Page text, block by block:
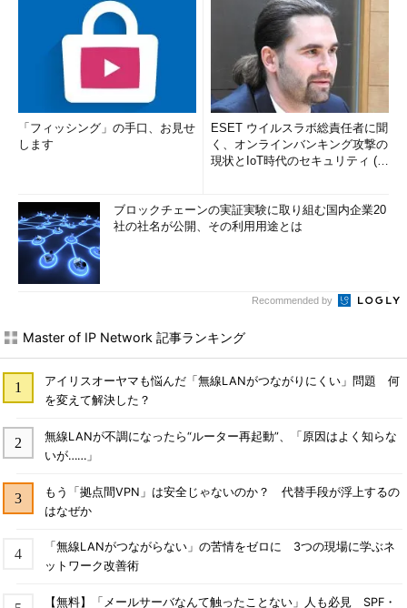
「フィッシング」の手口、お見せ
します
ESET ウイルスラボ総責任者に聞
く、オンラインバンキング攻撃の
現状とIoT時代のセキュリティ (1/
ブロックチェーンの実証実験に取り組む国内企業20
社の社名が公開、その利用用途とは
Recommended by
Master of IP Network 記事ランキング
アイリスオーヤマも悩んだ「無線LANがつながりにくい」問題 何
を変えて解決した？
無線LANが不調になったら“ルーター再起動”、「原因はよく知らな
いが……」
もう「拠点間VPN」は安全じゃないのか？ 代替手段が浮上するの
はなぜか
「無線LANがつながらない」の苦情をゼロに 3つの現場に学ぶネ
ットワーク改善術
【無料】「メールサーバなんて触ったことない」人も必見 SPF・